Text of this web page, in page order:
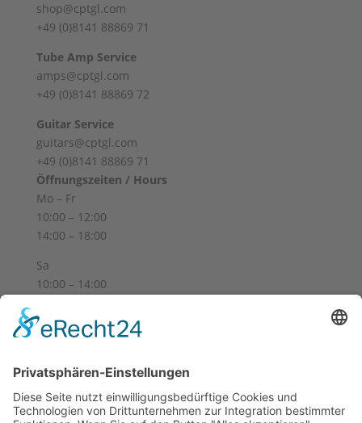
shop@cptgl.com
+49 (0)8141 88869 71
Tube Amp Service
amps@cptgl.com
+49 (0)8141 88869 72
Guitar Service
guitars@cptgl.com
+49 (0)8141 88869 71
Öffnungszeiten / Hours
Mo – Fr
10:00 – 12:00
14:00 – 18:00
Sa
10:00 – 14:00
Und nach Vereinbarung
And by appointment
Allgemeine Geschäftsbedingungen
Widerruf
Zahlungsweisen